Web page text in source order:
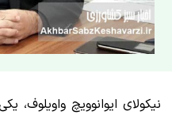
نیکولای ایوانوویچ واویلوف،